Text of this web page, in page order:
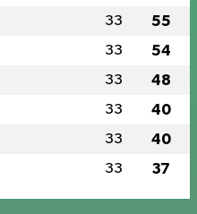
33 55
33 54
33 48
33 40
33 40
33 37